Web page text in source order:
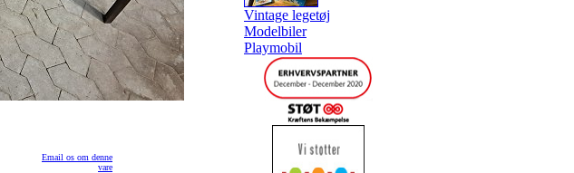
Email os om denne
vare
Vintage legetøj
Modelbiler
Playmobil